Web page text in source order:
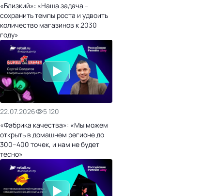
«Близкий»: «Наша задача –
сохранить темпы роста и удвоить
количество магазинов к 2030
году»
22.07.2026
5 120
«Фабрика качества»: «Мы можем
открыть в домашнем регионе до
300–400 точек, и нам не будет
тесно»